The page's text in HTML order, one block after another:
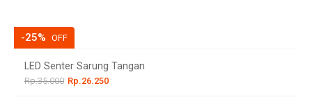
-25% OFF
LED Senter Sarung Tangan
Rp.35.000 Rp.26.250